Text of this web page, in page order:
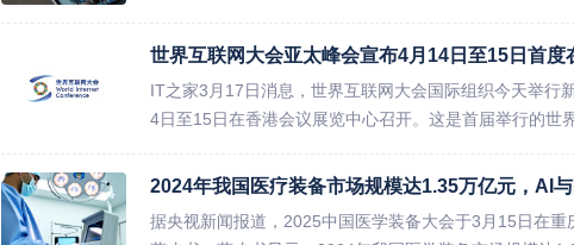
世界互联网大会亚太峰会宣布4月14日至15日首度
IT之家3月17日消息，世界互联网大会国际组织今天举行
4日至15日在香港会议展览中心召开。这是首届举行的世
2024年我国医疗装备市场规模达1.35万亿元，AI
据央视新闻报道，2025中国医学装备大会于3月15日在